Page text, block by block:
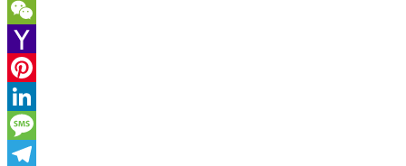
X
WeChat
Yahoo
Mail
Pinterest
LinkedIn
Message